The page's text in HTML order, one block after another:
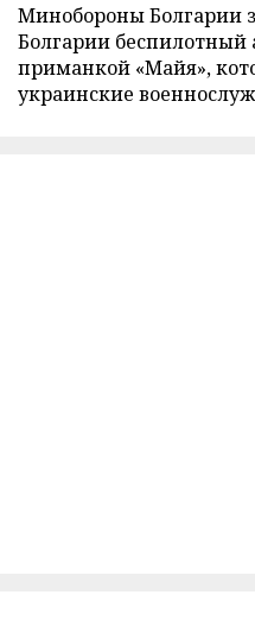
Минобороны Болгарии
Болгарии беспилотный
приманкой «Майя»,
украинские